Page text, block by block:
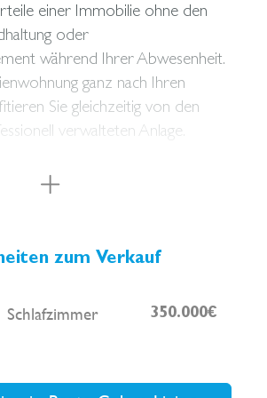
einer Immobilie ohne den
oder
während Ihrer Abwesenheit.
ganz nach Ihren
Sie gleichzeitig von den
verwalteten Anlage.
übernimmt sämtliche
– von 24/7-
Sie sich entspannt
das Resort eine privilegierte
zum Verkauf
Schlafzimmer 350.000€